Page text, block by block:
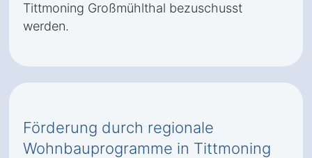
Tittmoning Großmühlthal bezuschusst
werden.
Förderung durch regionale
Wohnbauprogramme in Tittmoning